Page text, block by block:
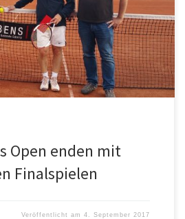
Frederic Meyer vom Skiclub
TC Menden. Meyer und Nägele
nicht zu […]
Open enden mit
Finalspielen
Veröffentlicht am4. September 2017